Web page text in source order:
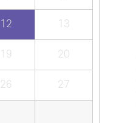
12 13
19 20
26 27